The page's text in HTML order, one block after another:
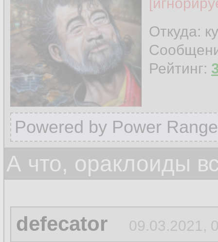
Откуда:
Рейтинг:
Powered by Power
А что, ораклоиды
defecator 09.03.2021,